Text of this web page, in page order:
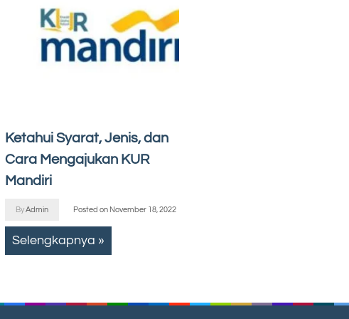
Ketahui Syarat, Jenis, dan
Cara Mengajukan KUR
Mandiri
ByAdmin Posted on November 18, 2022
Selengkapnya »